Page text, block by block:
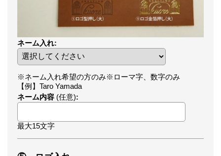
ネーム入れ:
※ネーム入れ希望の方のみ※ローマ字、数字のみ
【例】Taro Yamada
ネーム内容 (任意):
最大15文字